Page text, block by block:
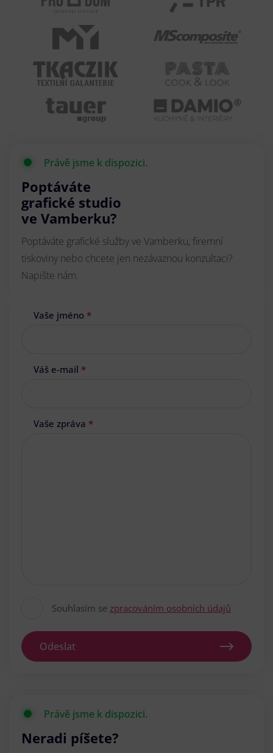
Právě jsme k dispozici.
Poptáváte
grafické studio
ve Vamberku?
Poptáváte grafické služby ve Vamberku, firemní
tiskoviny nebo chcete jen nezávaznou konzultaci?
Napište nám.
Vaše jméno *
Váš e-mail *
Vaše zpráva *
Souhlasím se zpracováním osobních údajů
Odeslat
Právě jsme k dispozici.
Neradi píšete?